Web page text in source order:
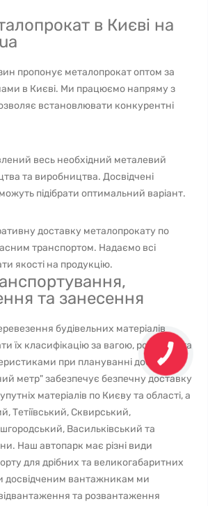
в Києві на
пропонує металопрокат оптом за
в Києві. Ми працюємо напряму з
встановлювати конкурентні
весь необхідний металевий
та виробництва. Досвідчені
підібрати оптимальний варіант.
доставку металопрокату по
транспортом. Надаємо всі
якості на продукцію.
та занесення
будівельних матеріалів
їх класифікацію за вагою, розміром та
при плануванні доставки.
метр" забезпечує безпечну доставку
матеріалів по Києву та області, а
Тетіївський, Сквирський,
Васильківський та
Наш автопарк має різні види
для дрібних та великогабаритних
досвідченим вантажникам ми
та розвантаження